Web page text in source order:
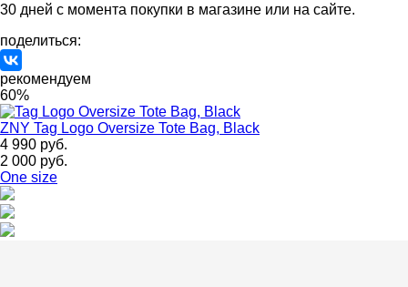
30 дней с момента покупки в магазине или на сайте.
поделиться:
рекомендуем
60%
ZNY Tag Logo Oversize Tote Bag, Black
4 990 руб.
2 000 руб.
One size